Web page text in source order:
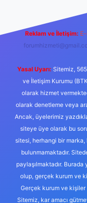
Reklam ve İletişim:
Yasal Uyarı: Sitemiz,
ve İletişim Kurumu
olarak hizmet
olarak denetleme veya
Ancak, üyelerimiz
siteye üye olarak bu
sitesi, herhangi bir marka,
bulunmamaktadır.
paylaşılmaktadır.
olup, gerçek kurum ve
Gerçek kurum ve
Sitemiz, kar amacı